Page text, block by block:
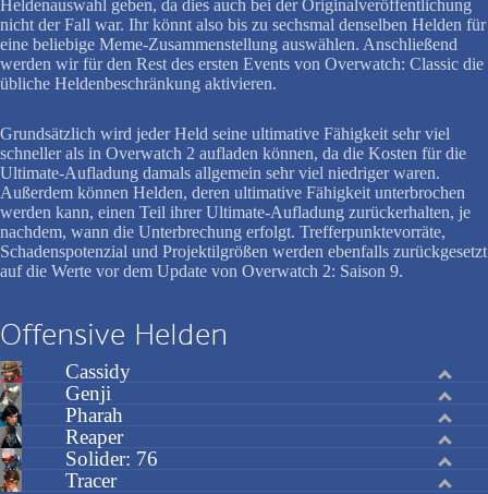
Heldenauswahl geben, da dies auch bei der Originalveröffentlichung
nicht der Fall war. Ihr könnt also bis zu sechsmal denselben Helden für
eine beliebige Meme-Zusammenstellung auswählen. Anschließend
werden wir für den Rest des ersten Events von Overwatch: Classic die
übliche Heldenbeschränkung aktivieren.
Grundsätzlich wird jeder Held seine ultimative Fähigkeit sehr viel
schneller als in Overwatch 2 aufladen können, da die Kosten für die
Ultimate-Aufladung damals allgemein sehr viel niedriger waren.
Außerdem können Helden, deren ultimative Fähigkeit unterbrochen
werden kann, einen Teil ihrer Ultimate-Aufladung zurückerhalten, je
nachdem, wann die Unterbrechung erfolgt. Trefferpunktevorräte,
Schadenspotenzial und Projektilgrößen werden ebenfalls zurückgesetzt
auf die Werte vor dem Update von Overwatch 2: Saison 9.
Offensive Helden
Cassidy
Genji
Pharah
Reaper
Solider: 76
Tracer